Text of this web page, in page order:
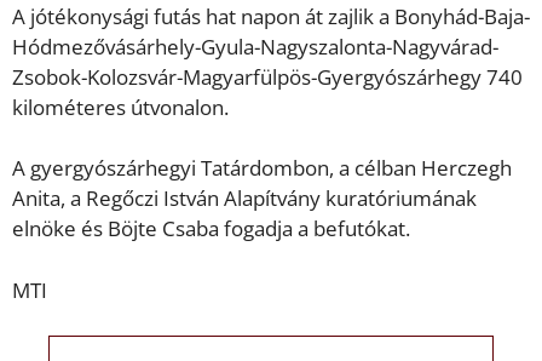
A jótékonysági futás hat napon át zajlik a Bonyhád-Baja-
Hódmezővásárhely-Gyula-Nagyszalonta-Nagyvárad-
Zsobok-Kolozsvár-Magyarfülpös-Gyergyószárhegy 740
kilométeres útvonalon.
A gyergyószárhegyi Tatárdombon, a célban Herczegh
Anita, a Regőczi István Alapítvány kuratóriumának
elnöke és Böjte Csaba fogadja a befutókat.
MTI